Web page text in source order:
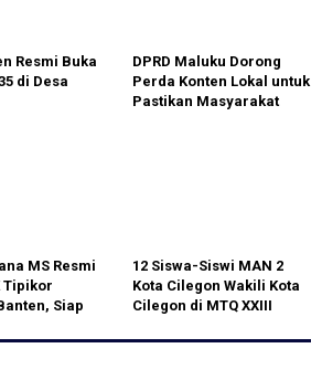
Resmi Buka
di Desa
DPRD Maluku Dorong
Perda Konten Lokal untuk
Pastikan Masyarakat
MS Resmi
Tipikor
Siap
Hukum
12 Siswa-Siswi MAN 2
Kota Cilegon Wakili Kota
Cilegon di MTQ XXIII
Madrasah: Mohon Doa